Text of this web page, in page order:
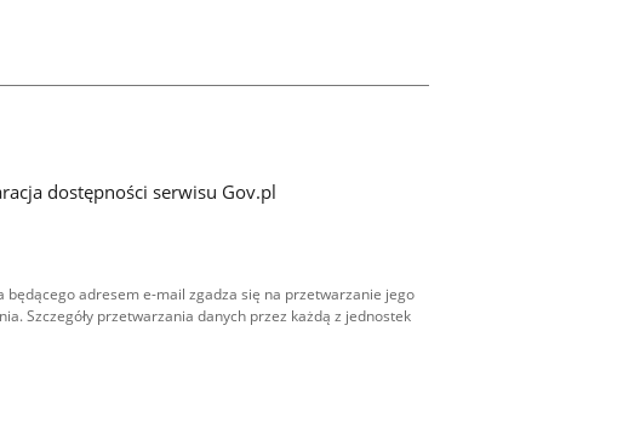
dostępności serwisu Gov.pl
adresem e-mail zgadza się na przetwarzanie jego
Szczegóły przetwarzania danych przez każdą z jednostek